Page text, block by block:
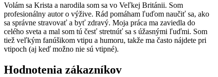
Volám sa Krista a narodila som sa vo Veľkej Británii. Som
profesionálny autor o výžive. Rád pomáham ľuďom naučiť sa, ako
sa správne stravovať a byť zdravý. Moja práca ma zaviedla do
celého sveta a mal som tú česť stretnúť sa s úžasnými ľuďmi. Som
tiež veľkým fanúšikom vtipu a humoru, takže ma často nájdete pri
vtipoch (aj keď možno nie sú vtipné).
Hodnotenia zákazníkov